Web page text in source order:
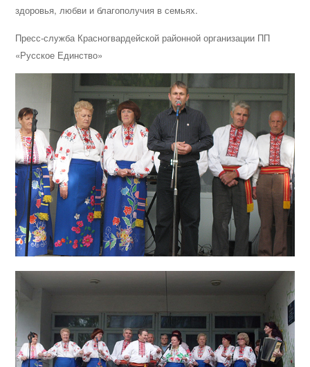
здоровья, любви и благополучия в семьях.
Пресс-служба Красногвардейской районной организации ПП
«Русское Единство»